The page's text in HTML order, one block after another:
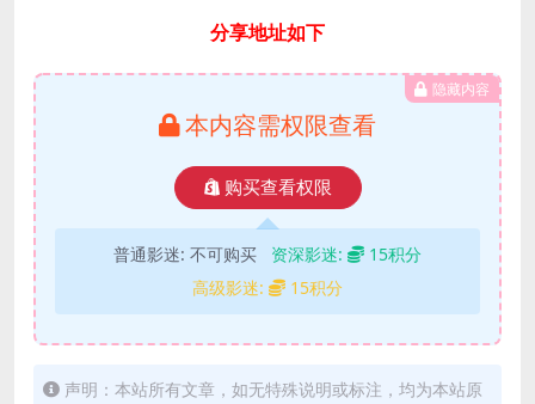
分享地址如下
隐藏内容
本内容需权限查看
购买查看权限
普通影迷: 不可购买 资深影迷:
15积分
高级影迷:
15积分
声明：本站所有文章，如无特殊说明或标注，均为本站原